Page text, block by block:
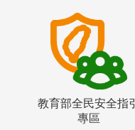
教育部全民安全指引
專區